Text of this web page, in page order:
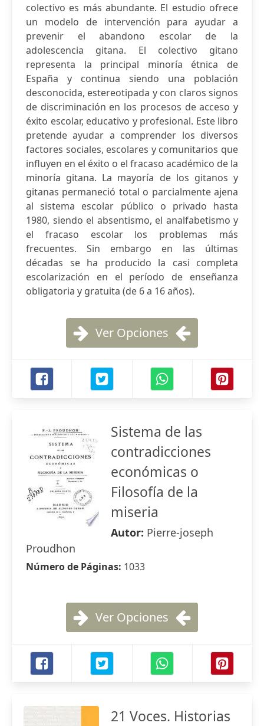
colectivo es más abundante. El estudio ofrece
un modelo de intervención para ayudar a
prevenir el abandono escolar de la
adolescencia gitana. El colectivo gitano
representa la principal minoría étnica de
España y continua siendo una población
desconocida, estereotipada y con claros signos
de discriminación en los procesos de acceso y
éxito escolar, educativo y profesional. Este libro
pretende ayudar a comprender los diversos
factores sociales, escolares y comunitarios que
influyen en el éxito o el fracaso académico de la
minoría gitana. La mayoría de los gitanos y
gitanas permaneció total o parcialmente ajena
al sistema escolar público o privado hasta
1980, siendo el absentismo, el analfabetismo y
el fracaso escolar los problemas más
frecuentes. Sin embargo en las últimas
décadas se ha producido la casi completa
escolarización en el período de enseñanza
obligatoria y gratuita (de 6 a 16 años).
Ver Opciones
Sistema de las
contradicciones
económicas o
Filosofía de la
miseria
Autor: Pierre-joseph
Proudhon
Número de Páginas: 1033
Ver Opciones
21 Voces. Historias